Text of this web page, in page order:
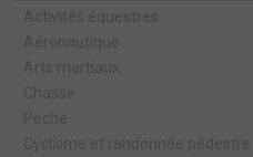
Activités équestres
Aéronautique
Arts martiaux
Chasse
Pêche
Cyclisme et randonnée pédestre